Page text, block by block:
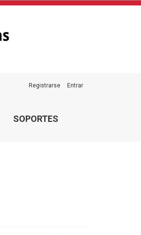
SOPORTES
Registrarse Entrar